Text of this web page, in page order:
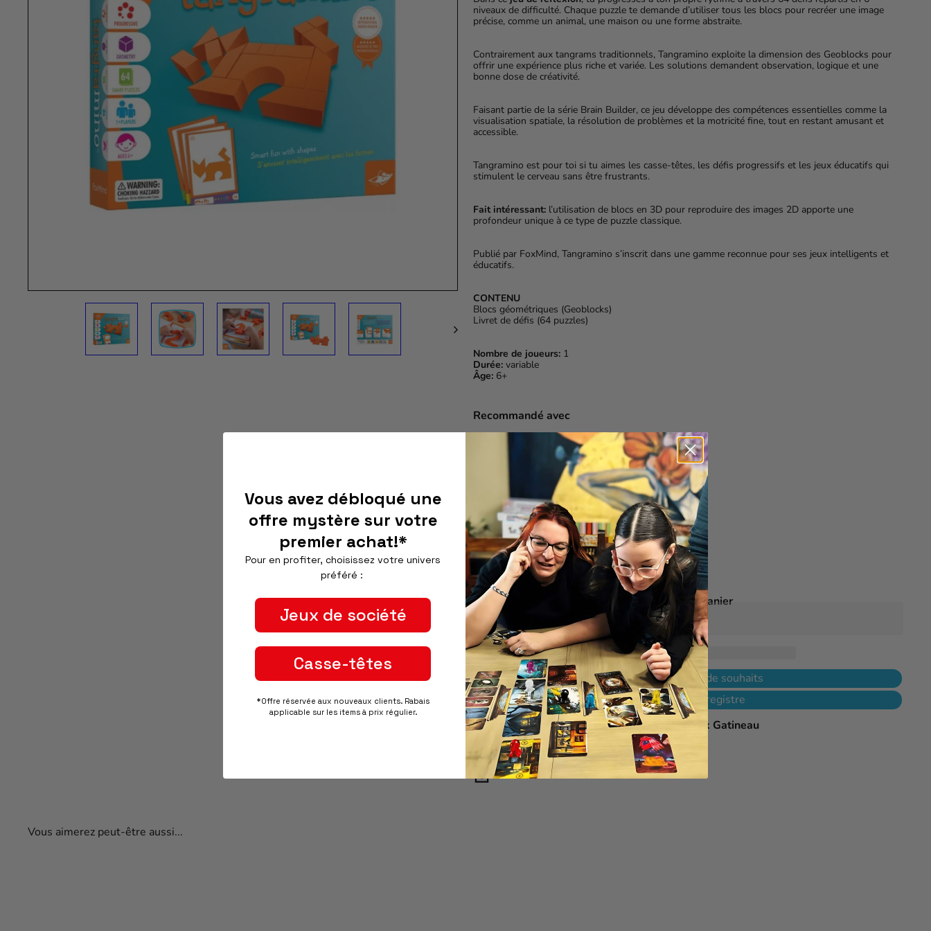
niveaux de difficulté. Chaque puzzle te demande d’utiliser tous les blocs pour recréer une image
précise, comme un animal, une maison ou une forme abstraite.
Contrairement aux tangrams traditionnels, Tangramino exploite la dimension des Geoblocks pour
offrir une expérience plus riche et variée. Les solutions demandent observation, logique et une
bonne dose de créativité.
Faisant partie de la série Brain Builder, ce jeu développe des compétences essentielles comme la
visualisation spatiale, la résolution de problèmes et la motricité fine, tout en restant amusant et
accessible.
Tangramino est pour toi si tu aimes les casse-têtes, les défis progressifs et les jeux éducatifs qui
stimulent le cerveau sans être frustrants.
Fait intéressant: l’utilisation de blocs en 3D pour reproduire des images 2D apporte une
profondeur unique à ce type de puzzle classique.
Publié par FoxMind, Tangramino s’inscrit dans une gamme reconnue pour ses jeux intelligents et
éducatifs.
CONTENU
Blocs géométriques (Geoblocks)
Livret de défis (64 puzzles)
Nombre de joueurs: 1
Durée: variable
Âge: 6+
Recommandé avec
Tangramino (ML)
Quantité
Frais d'expéditioncalculés lors du passage à la caisse.
Ajouter au panier
Ajouter à ma liste de souhaits
Ajouter à mon registre
Récupération disponible àL'As des jeux Gatineau
Habituellement prête en 24 heures
Afficher les informations de magasin
Paiements sécurisés
Vous aimerez peut-être aussi...
Vous avez débloqué une
offre mystère sur votre
premier achat!*
Pour en profiter, choisissez votre univers
préféré :
Jeux de société
Casse-têtes
*Offre réservée aux nouveaux clients. Rabais
applicable sur les items à prix régulier.